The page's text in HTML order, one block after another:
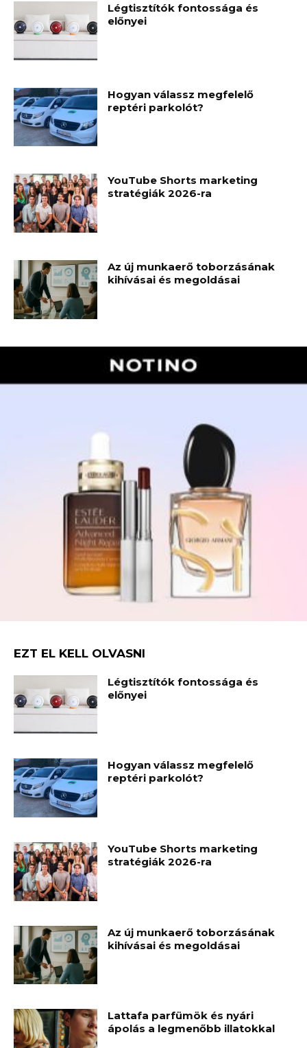
Légtisztítók fontossága és
előnyei
Hogyan válassz megfelelő
reptéri parkolót?
YouTube Shorts marketing
stratégiák 2026-ra
Az új munkaerő toborzásának
kihívásai és megoldásai
EZT EL KELL OLVASNI
Légtisztítók fontossága és
előnyei
Hogyan válassz megfelelő
reptéri parkolót?
YouTube Shorts marketing
stratégiák 2026-ra
Az új munkaerő toborzásának
kihívásai és megoldásai
Lattafa parfümök és nyári
ápolás a legmenőbb illatokkal